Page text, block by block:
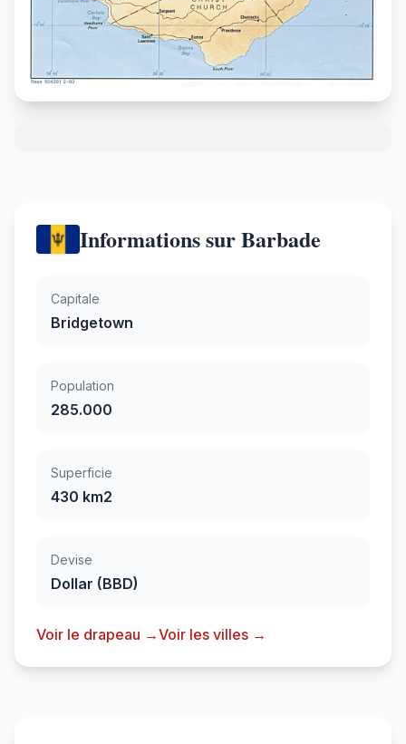
Informations sur Barbade
Capitale
Bridgetown
Population
285.000
Superficie
430 km2
Devise
Dollar (BBD)
Voir le drapeau →Voir les villes →